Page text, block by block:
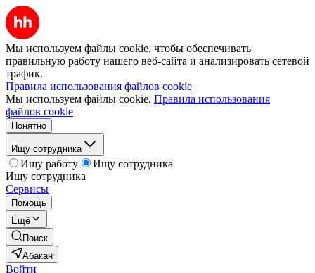
Мы используем файлы cookie, чтобы обеспечивать
правильную работу нашего веб-сайта и анализировать сетевой
трафик.
Правила использования файлов cookie
Мы используем файлы cookie. Правила использования
файлов cookie
Понятно
Ищу сотрудника
Ищу работу
Ищу сотрудника
Ищу сотрудника
Сервисы
Помощь
Ещё
Поиск
Абакан
Войти